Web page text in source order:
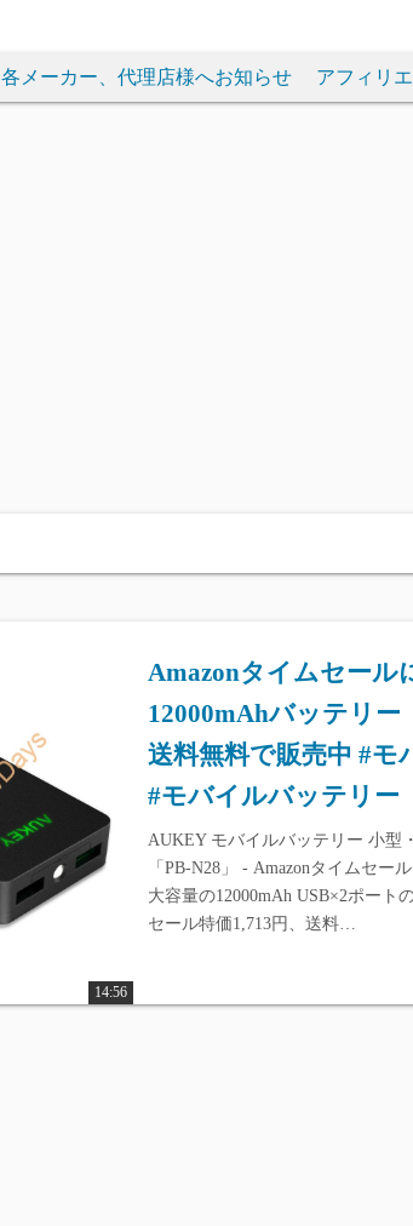
各メーカー、代理店様へお知らせ アフィリ
14:56
Amazonタイムセール
12000mAhバッテリー
送料無料で販売中 #モ
#モバイルバッテリー
AUKEY モバイルバッテリー 小型
「PB-N28」 - Amazonタイムセー
大容量の12000mAh USB×2ポート
セール特価1,713円、送料…